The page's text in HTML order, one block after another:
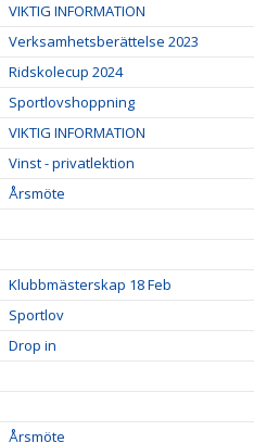
VIKTIG INFORMATION
Verksamhetsberättelse 2023
Ridskolecup 2024
Sportlovshoppning
VIKTIG INFORMATION
Vinst - privatlektion
Årsmöte
Klubbmästerskap 18 Feb
Sportlov
Drop in
Årsmöte